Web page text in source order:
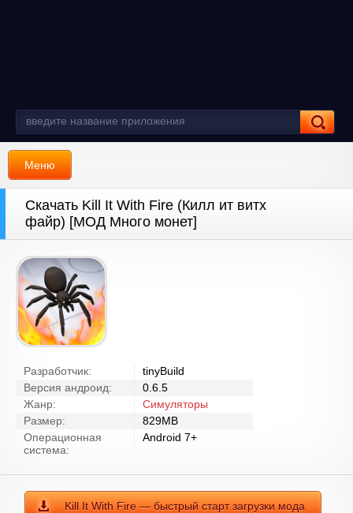
Меню
Скачать Kill It With Fire (Килл ит витх
файр) [МОД Много монет]
Разработчик:
tinyBuild
Версия андроид:
0.6.5
Жанр:
Симуляторы
Размер:
829MB
Операционная
система:
Android 7+
Kill It With Fire — быстрый старт загрузки мода